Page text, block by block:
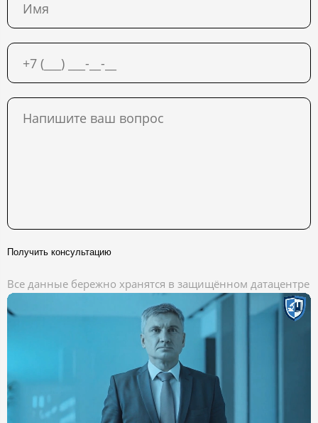
Получить консультацию
Все данные бережно хранятся в защищённом датацентре